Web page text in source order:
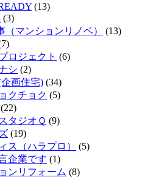
(13)
(3)
マンションリノベ）
(13)
ロジェクト (6)
シ (2)
画住宅) (34)
クチョク (5)
(22)
タジオＱ (9)
(19)
ス（ハラプロ）
(5)
企業です (1)
ンリフォーム (8)